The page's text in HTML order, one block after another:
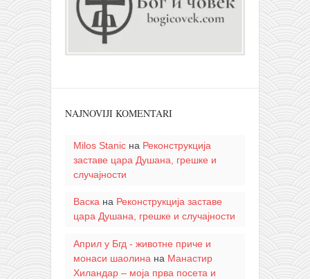
NAJNOVIJI KOMENTARI
Milos Stanicна Реконструкција
заставе цара Душана, грешке и
случајности
Васкана Реконструкција заставе
цара Душана, грешке и случајности
Април у Бгд - животне приче и
монаси шаолина на Манастир
Хиландар – моја прва посета и